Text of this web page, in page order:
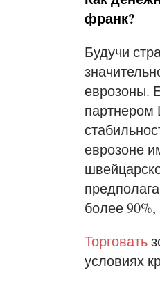
франк?
Будучи
еврозоны.
партнером
еврозоне
более
Торговать
условиях